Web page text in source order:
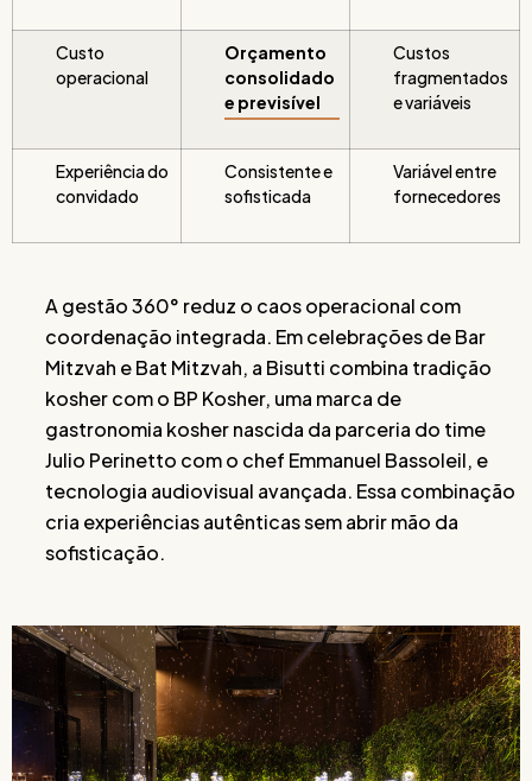
Custo
operacional
Orçamento
consolidado
e previsível
Custos
fragmentados
e variáveis
Experiência do
convidado
Consistente e
sofisticada
Variável entre
fornecedores
A gestão 360° reduz o caos operacional com
coordenação integrada. Em celebrações de Bar
Mitzvah e Bat Mitzvah, a Bisutti combina tradição
kosher com o BP Kosher, uma marca de
gastronomia kosher nascida da parceria do time
Julio Perinetto com o chef Emmanuel Bassoleil, e
tecnologia audiovisual avançada. Essa combinação
cria experiências autênticas sem abrir mão da
sofisticação.